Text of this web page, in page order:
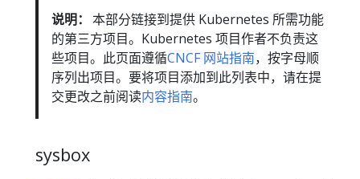
说明： 本部分链接到提供 Kubernetes 所需功能
的第三方项目。Kubernetes 项目作者不负责这
些项目。此页面遵循CNCF 网站指南，按字母顺
序列出项目。要将项目添加到此列表中，请在提
交更改之前阅读内容指南。
sysbox